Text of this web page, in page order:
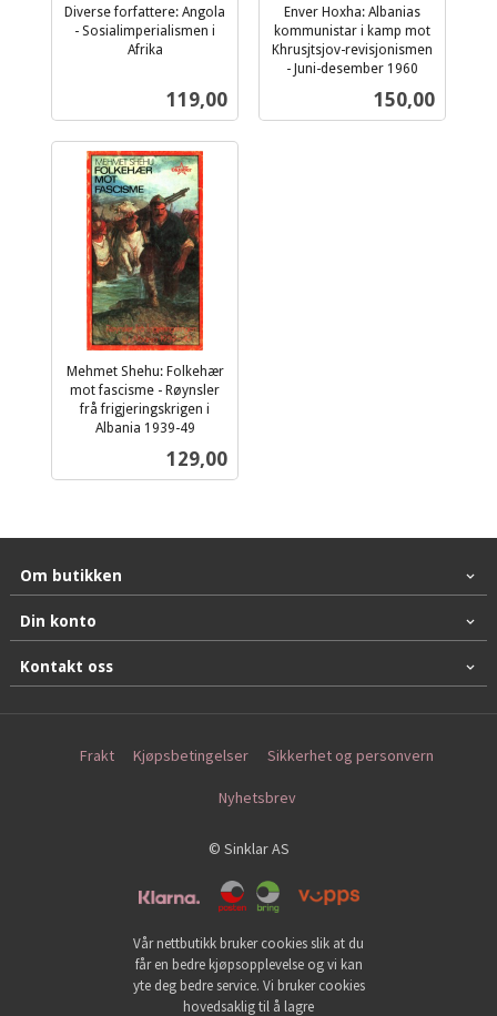
Diverse forfattere: Angola
- Sosialimperialismen i
Afrika
Pris
119,00
Enver Hoxha: Albanias
kommunistar i kamp mot
Khrusjtsjov-revisjonismen
- Juni-desember 1960
Pris
150,00
Mehmet Shehu: Folkehær
mot fascisme - Røynsler
frå frigjeringskrigen i
Albania 1939-49
Pris
129,00
Om butikken
Din konto
Kontakt oss
Frakt Kjøpsbetingelser Sikkerhet og personvern
Nyhetsbrev
© Sinklar AS
Vår nettbutikk bruker cookies slik at du
får en bedre kjøpsopplevelse og vi kan
yte deg bedre service. Vi bruker cookies
hovedsaklig til å lagre